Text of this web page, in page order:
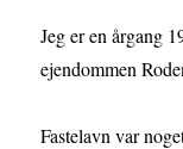
Jeg er en årgang
ejendommen
Fastelavn var